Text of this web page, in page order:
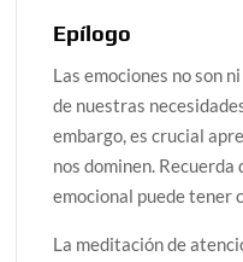
Epílogo
Las emociones no son
de nuestras
embargo, es crucial
nos dominen.
emocional puede tener
La meditación de